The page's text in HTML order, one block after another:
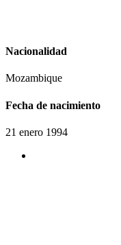
Nacionalidad
Mozambique
Fecha de nacimiento
21 enero 1994